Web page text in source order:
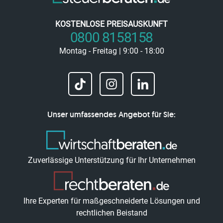
KOSTENLOSE PREISAUSKUNFT
0800 8158158
Montag - Freitag | 9:00 - 18:00
Unser umfassendes Angebot für Sie:
Zuverlässige Unterstützung für Ihr Unternehmen
Ihre Experten für maßgeschneiderte Lösungen und
rechtlichen Beistand